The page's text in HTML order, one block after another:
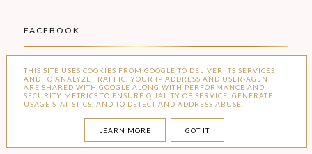
FACEBOOK
ARCHIWUM
THIS SITE USES COOKIES FROM GOOGLE TO DELIVER ITS SERVICES
AND TO ANALYZE TRAFFIC. YOUR IP ADDRESS AND USER-AGENT
ARE SHARED WITH GOOGLE ALONG WITH PERFORMANCE AND
SECURITY METRICS TO ENSURE QUALITY OF SERVICE, GENERATE
USAGE STATISTICS, AND TO DETECT AND ADDRESS ABUSE.
LEARN MORE GOT IT